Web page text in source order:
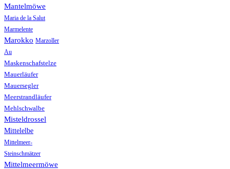
Mantelmöwe
Maria de la Salut
Marmelente
Marokko Marzoller
Au
Maskenschafstelze
Mauerläufer
Mauersegler
Meerstrandläufer
Mehlschwalbe
Misteldrossel
Mittelelbe
Mittelmeer-
Steinschmätzer
Mittelmeermöwe